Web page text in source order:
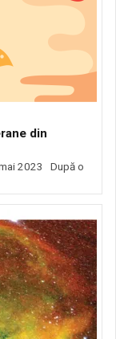
din
2023 După o